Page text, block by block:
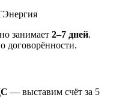
Энергия
занимает 2–7 дней.
— выставим счёт за 5